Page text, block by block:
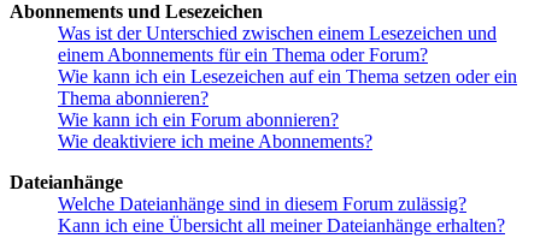
Abonnements und Lesezeichen
Was ist der Unterschied zwischen einem Lesezeichen und
einem Abonnements für ein Thema oder Forum?
Wie kann ich ein Lesezeichen auf ein Thema setzen oder ein
Thema abonnieren?
Wie kann ich ein Forum abonnieren?
Wie deaktiviere ich meine Abonnements?
Dateianhänge
Welche Dateianhänge sind in diesem Forum zulässig?
Kann ich eine Übersicht all meiner Dateianhänge erhalten?